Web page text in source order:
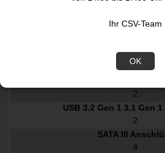
Ihr CSV-Team
OK
0, 1, 5, 10
Grafik
Interne E/A-
2
USB 3.2 Gen 1 3.1 Gen
2
SATA III
4